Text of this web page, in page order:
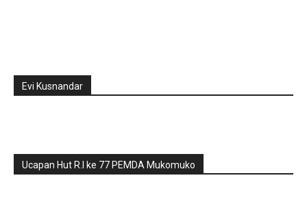
Evi Kusnandar
Ucapan Hut R.I ke 77 PEMDA Mukomuko